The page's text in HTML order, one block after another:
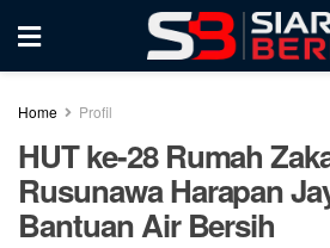
Home Profil
HUT ke-28 Rumah
Rusunawa Harapan
Bantuan Air Bersih